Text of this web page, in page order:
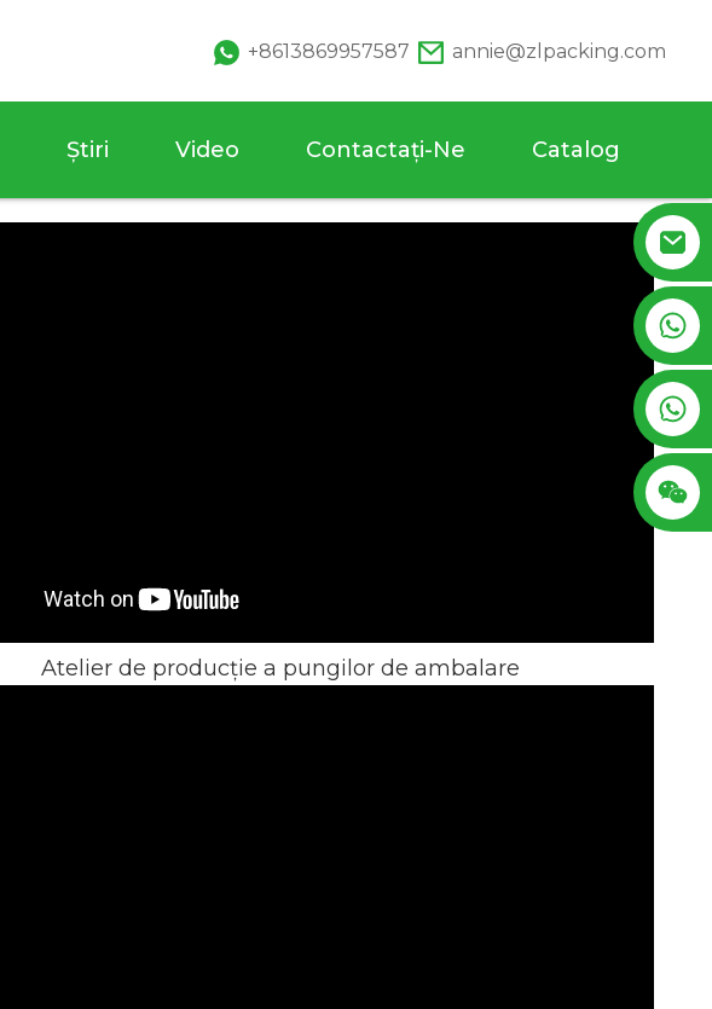
+8613869957587 annie@zlpacking.com
Ştiri Video Contactaţi-Ne Catalog
Atelier de producție a pungilor de ambalare